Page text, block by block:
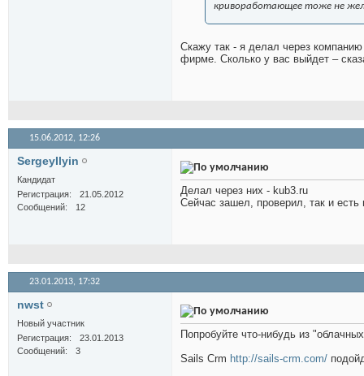
кривоработающее тоже не
Скажу так - я делал через
фирме. Сколько у вас выйдет –
15.06.2012, 12:26
SergeyIlyin
Кандидат
Регистрация
21.05.2012
Сообщений
12
Делал через них - kub3.ru
Сейчас зашел, проверил, так и есть
23.01.2013, 17:32
nwst
Новый участник
Регистрация
23.01.2013
Сообщений
3
Попробуйте что-нибудь из
Sails Crm http://sails-crm.com/